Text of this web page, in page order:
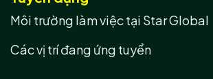
Môi trường làm việc tại Star Global
Các vị trí đang ứng tuyển